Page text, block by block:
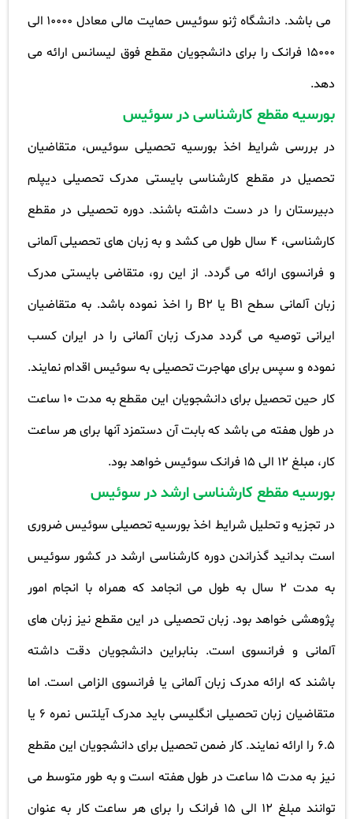
می باشد. دانشگاه ژنو سوئیس حمایت مالی معادل 10000
الی
15000 فرانک را برای دانشجویان مقطع فوق لیسانس ارائه می
دهد.
بورسیه مقطع کارشناسی در سوئیس
در بررسی شرایط اخذ بورسیه تحصیلی سوئیس، متقاضیان
تحصیل در مقطع کارشناسی بایستی مدرک تحصیلی دیپلم
دبیرستان را در دست داشته باشند. دوره تحصیلی در مقطع
کارشناسی، 4 سال طول می کشد و به زبان های تحصیلی آلمانی
و فرانسوی ارائه می گردد. از این رو، متقاضی بایستی مدرک
زبان آلمانی سطحB1 یا
را اخذ نموده باشد. به متقاضیان
ایرانی توصیه می گردد مدرک زبان آلمانی را در ایران کسب
نموده و سپس برای مهاجرت تحصیلی به سوئیس اقدام نمایند.
کار حین تحصیل برای دانشجویان این مقطع به مدت 10 ساعت
در طول هفته می باشد که بابت آن دستمزد آنها برای هر ساعت
کار، مبلغ 12
الی 15 فرانک سوئیس خواهد بود.
بورسیه مقطع کارشناسی ارشد در سوئیس
در تجزیه و تحلیل شرایط اخذ بورسیه تحصیلی سوئیس ضروری
است بدانید گذراندن دوره کارشناسی ارشد در کشور سوئیس
به مدت 2 سال به طول می انجامد که همراه با انجام امور
پژوهشی خواهد بود. زبان تحصیلی در این مقطع نیز زبان های
آلمانی و فرانسوی است. بنابراین دانشجویان دقت داشته
باشند که ارائه مدرک زبان آلمانی یا فرانسوی الزامی است. اما
متقاضیان زبان تحصیلی انگلیسی باید مدرک آیلتس نمره 6 یا
6.5 را ارائه نمایند. کار ضمن تحصیل برای دانشجویان این مقطع
نیز به مدت 15 ساعت در طول هفته است و به طور متوسط می
توانند مبلغ 12
الی 15
فرانک را برای هر ساعت کار به عنوان